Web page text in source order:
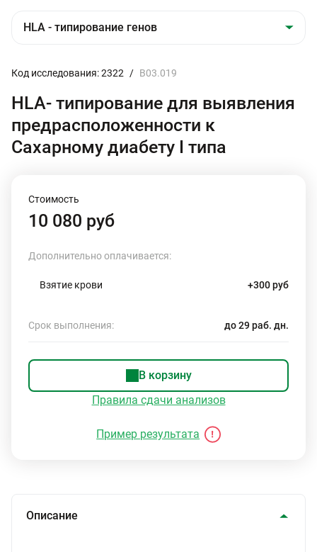
Код исследования: 2322 / B03.019
HLA- типирование для выявления
предрасположенности к
Сахарному диабету I типа
Стоимость
10 080 руб
Дополнительно оплачивается:
Взятие крови +300 руб
Срок выполнения: до 29 раб. дн.
В корзину
Правила сдачи анализов
Пример результата
Описание